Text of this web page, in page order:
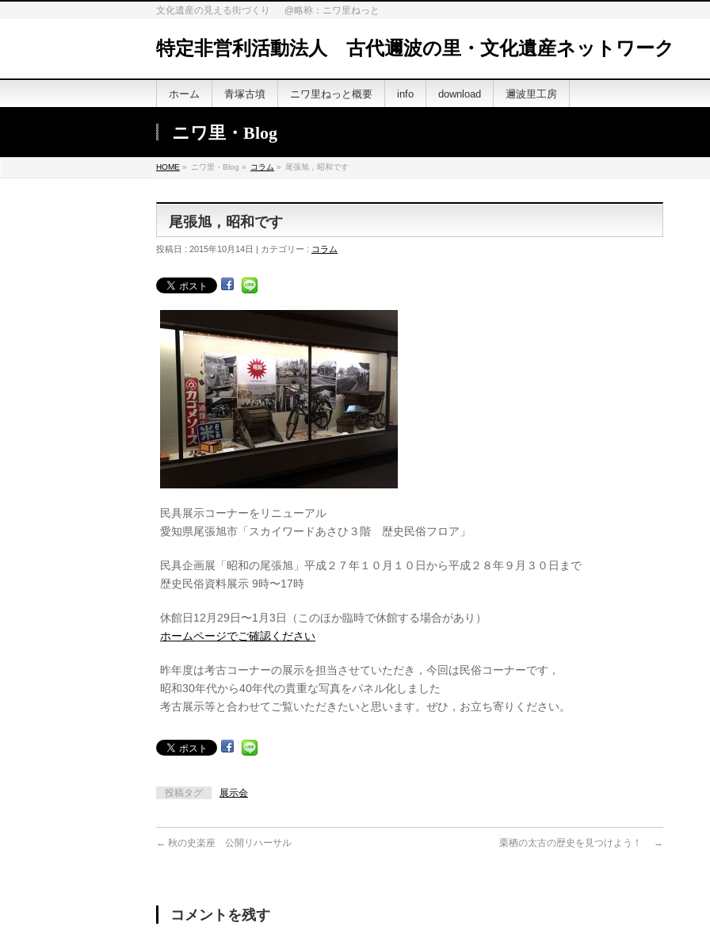
文化遺産の見える街づくり @略称：ニワ里ねっと
特定非営利活動法人 古代邇波の里・文化遺産ネットワーク
ホーム 青塚古墳 ニワ里ねっと概要 info download 邇波里工房
ニワ里・Blog
HOME » ニワ里・Blog » コラム » 尾張旭，昭和です
尾張旭，昭和です
投稿日 : 2015年10月14日 | カテゴリー : コラム
民具展示コーナーをリニューアル
愛知県尾張旭市「スカイワードあさひ３階 歴史民俗フロア」
民具企画展「昭和の尾張旭」平成２７年１０月１０日から平成２８年９月３０日まで
歴史民俗資料展示 9時〜17時
休館日12月29日〜1月3日（このほか臨時で休館する場合があり）
ホームページでご確認ください
昨年度は考古コーナーの展示を担当させていただき，今回は民俗コーナーです，
昭和30年代から40年代の貴重な写真をパネル化しました
考古展示等と合わせてご覧いただきたいと思います。ぜひ，お立ち寄りください。
投稿タグ 展示会
← 秋の史楽座 公開リハーサル 栗栖の太古の歴史を見つけよう！ →
コメントを残す